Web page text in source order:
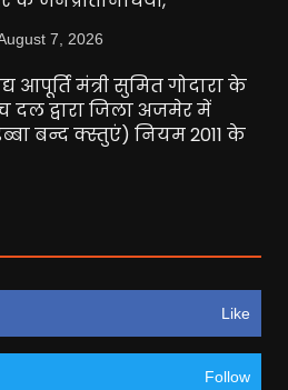
7, 2026
आपूर्ति मंत्री सुमित गोदारा के
दल द्वारा जिला अजमेर में
बन्द क्स्तुएं) नियम 2011 के
Like
Follow